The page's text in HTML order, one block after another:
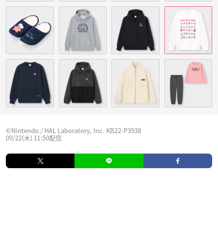
©Nintendo / HAL Laboratory, Inc. KB22-P3938
09/22(木) 11:50配信